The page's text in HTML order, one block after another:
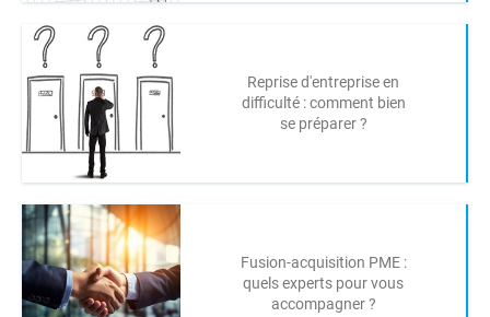
Reprise d'entreprise en
difficulté : comment bien
se préparer ?
Fusion-acquisition PME :
quels experts pour vous
accompagner ?